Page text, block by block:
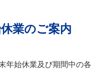
業のご案内
年始休業及び期間中の各